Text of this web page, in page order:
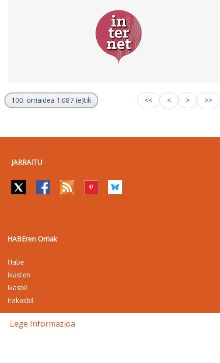
100. orrialdea 1.087 (e)tik << < > >>
JARRAITU
HABEren Orriak
Habe
Ikasten
Ikasbil
Irakasbil
Lege Informazioa